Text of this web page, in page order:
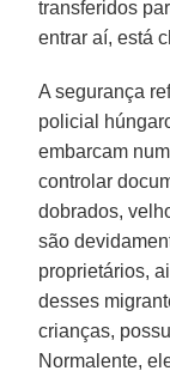
transferidos
entrar aí, está
A segurança
policial
embarcam
controlar
dobrados,
são
proprietários,
desses
crianças,
Normalente,